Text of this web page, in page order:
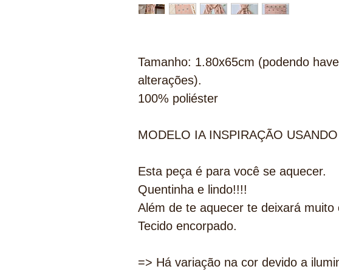
Tamanho: 1.80x65cm (podendo
alterações).
100% poliéster
MODELO IA INSPIRAÇÃO
Esta peça é para você se aquecer.
Quentinha e lindo!!!!
Além de te aquecer te deixará muito
Tecido encorpado.
=> Há variação na cor devido a